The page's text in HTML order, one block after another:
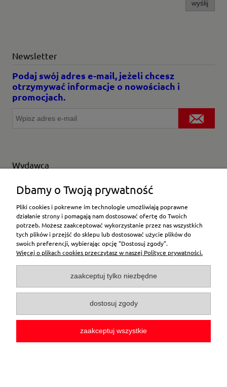
wyślij
Newsletter
Podaj swój adres e-mail, jeżeli chcesz
otrzymywać informacje o nowościach i
promocjach.
Wydawca
Wybierz producenta
Moje konto
Płatności i dostawa
Pomoc
O firmie
Dbamy o Twoją prywatność
Pliki cookies i pokrewne im technologie umożliwiają poprawne
działanie strony i pomagają nam dostosować ofertę do Twoich
potrzeb. Możesz zaakceptować wykorzystanie przez nas wszystkich
tych plików i przejść do sklepu lub dostosować użycie plików do
swoich preferencji, wybierając opcję "Dostosuj zgody".
Więcej o plikach cookies przeczytasz w naszej Polityce prywatności.
zaakceptuj tylko niezbędne
dostosuj zgody
zaakceptuj wszystkie